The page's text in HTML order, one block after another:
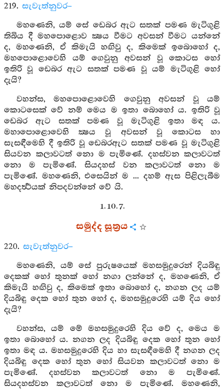
219. සැවැත්නුවර–
මහණෙනි, යම් සේ ඩෙබර ඇට සතක් පමණ මැටිගුළි
තිබිය දී මහපොළොව ක්‍ෂය වීමට අවසන් වීමට යන්නේ
ද, මහණෙනි, ඒ කිමැයි හඟිවු ද, කිමෙක් ඉබොහෝ ද,
මහපොළොවෙහි යම් ගෙවුනු අවසන් වූ කොටස හෝ
ඉතිරි වූ ඩෙබර ඇට සතක් පමණ වූ යම් මැටිගුළි හෝ
දැයි?
වහන්ස, මහපොළොවෙහි ගෙවුනු අවසන් වූ යම්
කොටසෙක් වේ නම් මෙය ම ඉතා බොහෝ ය. ඉතිරි වූ
ඩෙබර ඇට සතක් පමණ වූ මැටිගුළි ඉතා මඳ ය.
මහාපොළොවෙහි ක්‍ෂය වූ අවසන් වූ කොටස හා
සැසඳීමෙහි දී ඉතිරි වූ ඩෙබරඇට සතක් පමණ වූ මැටිගුළි
සියවන කලාවටත් නො ම පැමිණේ. දහස්වන කලාවටත්
නො ම පැමිණේ. සියදහස් වන කලාවටත් නො ම
පැමිණේ. මහණෙනි, එසෙයින් ම ... දහම් ඇස පිළිලැබීම
මහදර්‍ත්‍ථයක් නිපදවන්නේ වේ යි.
1. 10. 7.
සමුද්ද සූත්‍රය
220. සැවැත්නුවර–
මහණෙනි, යම් සේ පුරුෂයෙක් මහසමුදුරෙන් දියබිඳු
දෙකක් හෝ තුනක් හෝ නගා ලන්නේ ද, මහණෙනි, ඒ
කිමැයි හඟිවු ද, කිමෙක් ඉතා බොහෝ ද, නගන ලද යම්
දියබිඳු දෙක හෝ තුන හෝ ද, මහසමුදුරෙහි යම් දිය හෝ
දැයි?
වහන්ස, යම් මේ මහසමුදුරෙහි දිය වේ ද, මෙය ම
ඉතා බොහෝ ය. නගන ලද දියබිඳු දෙක හෝ තුන හෝ
ඉතා මඳ ය. මහසමුදුරෙහි දිය හා සැසඳීමෙහි දී නගන ලද
දියබිඳු දෙක හෝ තුන හෝ සියවන කලාවටත් නො ම
පැමිණේ. දහස්වන කලාවටත් නො ම පැමිණේ.
සියදහස්වන කලාවටත් නො ම පැමිණේ. මහණෙනි,